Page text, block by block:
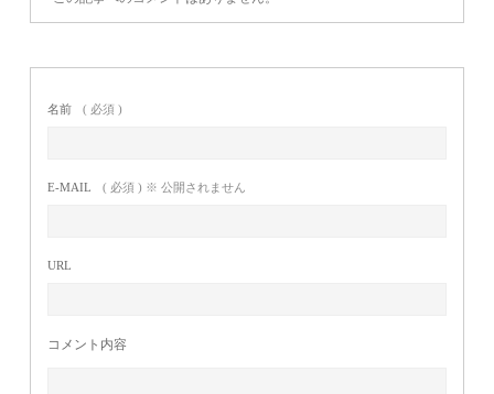
名前 ( 必須 )
E-MAIL ( 必須 ) ※ 公開されません
URL
コメント内容